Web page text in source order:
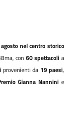
nel centro storico
con 60 spettacoli a
provenienti da 19 paesi,
Gianna Nanninie